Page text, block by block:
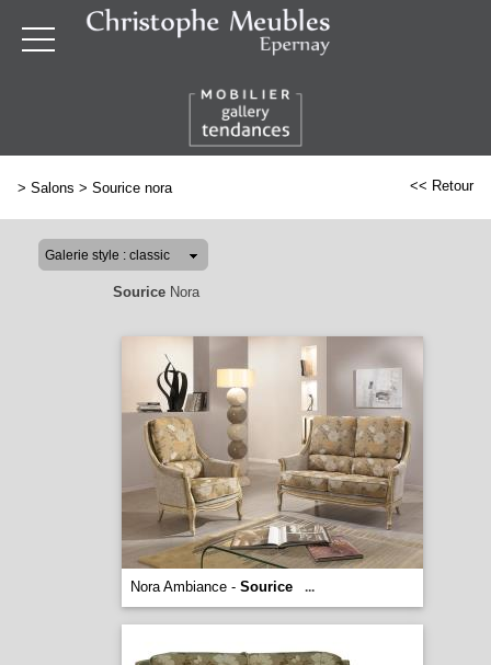
> Salons > Sourice nora << Retour
SouriceNora
Nora Ambiance - Sourice ...